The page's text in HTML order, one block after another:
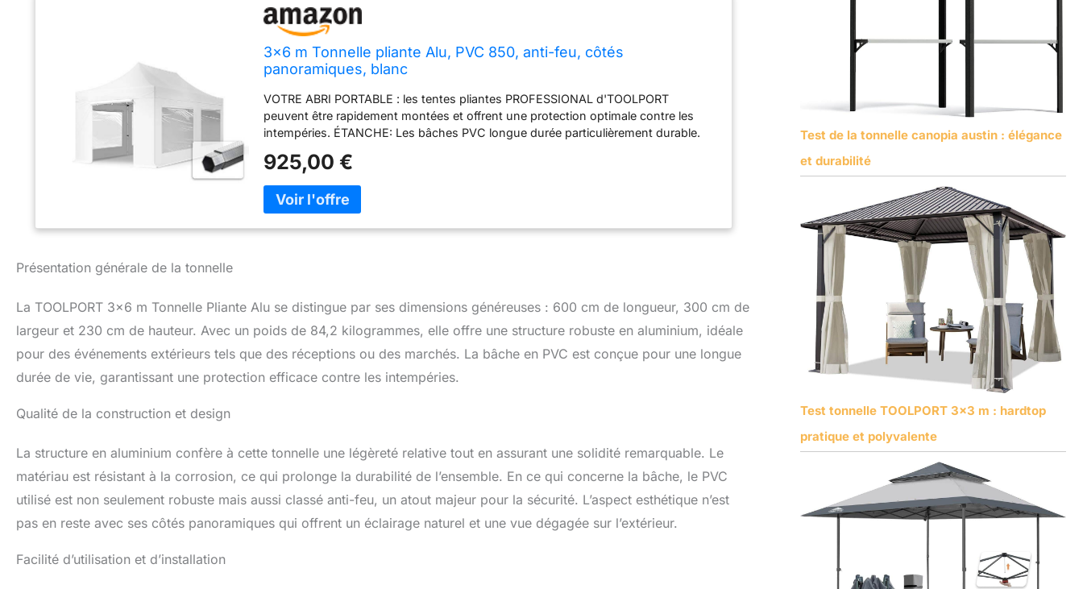
3x6 m Tonnelle pliante Alu, PVC 850, anti-feu, côtés
panoramiques, blanc
VOTRE ABRI PORTABLE : les tentes pliantes PROFESSIONAL d'TOOLPORT
peuvent être rapidement montées et offrent une protection optimale contre les
intempéries. ÉTANCHE: Les bâches PVC longue durée particulièrement durable.
pour mieux vous protéger des intempéries. COSTRUZIONE MODERNA E
FUNZIONALE: Telaio in alluminio resistente alla corrosione - gambe con profilo
esagonale di circa 40 mm di spessore con meccanismo di apertura e chiusura a
fisarmonica! Alluminio anti ruggine, raggi UV e resistente al meteo. MONTAGE ET
RANGEMENT FACILES : la tente s'installe en quelques minutes à une ou deux
de côtés, câbles (en option), piquets d'ancrage und notice de montage.
925,00 €
Présentation générale de la tonnelle
La TOOLPORT 3×6 m Tonnelle Pliante Alu se distingue par ses dimensions généreuses : 600 cm de longueur, 300 cm de
largeur et 230 cm de hauteur. Avec un poids de 84,2 kilogrammes, elle offre une structure robuste en aluminium, idéale
pour des événements extérieurs tels que des réceptions ou des marchés. La bâche en PVC est conçue pour une longue
durée de vie, garantissant une protection efficace contre les intempéries.
Qualité de la construction et design
La structure en aluminium confère à cette tonnelle une légèreté relative tout en assurant une solidité remarquable. Le
matériau est résistant à la corrosion, ce qui prolonge la durabilité de l’ensemble. En ce qui concerne la bâche, le PVC
utilisé est non seulement robuste mais aussi classé anti-feu, un atout majeur pour la sécurité. L’aspect esthétique n’est
pas en reste avec ses côtés panoramiques qui offrent un éclairage naturel et une vue dégagée sur l’extérieur.
Facilité d’utilisation et d’installation
Test de la tonnelle canopia austin : élégance
et durabilité
Test tonnelle TOOLPORT 3×3 m : hardtop
pratique et polyvalente